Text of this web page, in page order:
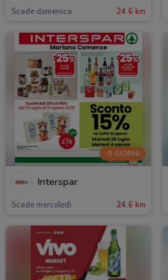
Scade domenica 24.6 km
-5 GIORNI
Interspar
Scade mercoledì 24.6 km